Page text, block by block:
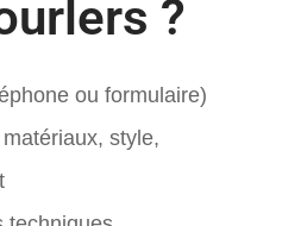
?
ou formulaire)
matériaux, style,